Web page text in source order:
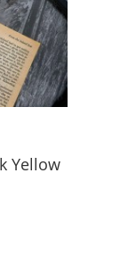
Yellow